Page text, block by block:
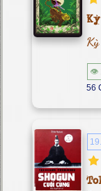
👁
56